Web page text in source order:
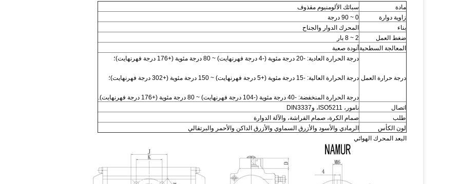
مادة
سبائك الألومنيوم مقذوف
زاوية دوارة
0 ~ 90 درجة
بناء
المحرك الدوار والجناح
ضغط العمل
2 ~ 8 بار
المعالجة السطحية أنودة صعبة
درجة حرارة العمل
درجة الحرارة العادية: -20 درجة مئوية (-4 درجة فهرنهايت) ~ 80 درجة مئوية (+176 درجة فهرنهايت)؛
درجة الحرارة العالية: -15 درجة مئوية (+5 درجة فهرنهايت) ~ 150 درجة مئوية (+302 درجة فهرنهايت)؛
درجة الحرارة المنخفضة: -40 درجة مئوية (-104 درجة فهرنهايت) ~ 80 درجة مئوية (+176 درجة فهرنهايت).
اتصال
نامور، ISO5211، وDIN3337
طلب
صمام الكرة، صمام الفراشة، والآلة الدوارة
لون الكأس
الرمادي والأسود والأزرق السماوي والأزرق الداكن والأحمر والبرتقالي
البعد المحرك الهوائي